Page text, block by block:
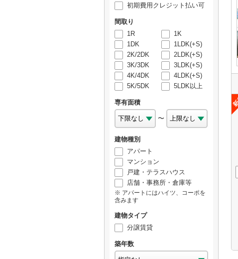
初期費用クレジット払い可
間取り
1R
1K
1DK
1LDK(+S)
2K/2DK
2LDK(+S)
3K/3DK
3LDK(+S)
4K/4DK
4LDK(+S)
5K/5DK
5LDK以上
専有面積
〜
建物種別
アパート
マンション
戸建・テラスハウス
店舗・事務所・倉庫等
アパートにはハイツ、コーポを
含みます
建物タイプ
分譲賃貸
築年数